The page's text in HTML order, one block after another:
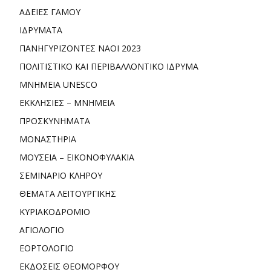
ΑΔΕΙΕΣ ΓΑΜΟΥ
ΙΔΡΥΜΑΤΑ
ΠΑΝΗΓΥΡΙΖΟΝΤΕΣ ΝΑΟΙ 2023
ΠΟΛΙΤΙΣΤΙΚΟ ΚΑΙ ΠΕΡΙΒΑΛΛΟΝΤΙΚΟ ΙΔΡΥΜΑ
ΜΝΗΜΕΙΑ UNESCO
ΕΚΚΛΗΣΙΕΣ – ΜΝΗΜΕΙΑ
ΠΡΟΣΚΥΝΗΜΑΤΑ
ΜΟΝΑΣΤΗΡΙΑ
ΜΟΥΣΕΙΑ – ΕΙΚΟΝΟΦΥΛΑΚΙΑ
ΣΕΜΙΝΑΡΙΟ ΚΛΗΡΟΥ
ΘΕΜΑΤΑ ΛΕΙΤΟΥΡΓΙΚΗΣ
ΚΥΡΙΑΚΟΔΡΟΜΙΟ
ΑΓΙΟΛΟΓΙΟ
ΕΟΡΤΟΛΟΓΙΟ
ΕΚΔΟΣΕΙΣ ΘΕΟΜΟΡΦΟΥ